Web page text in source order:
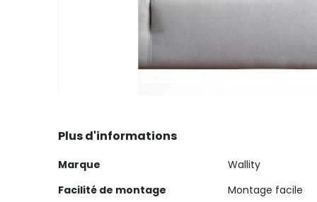
the
of
the
Plus d'informations
Plus
Marque
Wallity
Facilité de montage
Montage facile